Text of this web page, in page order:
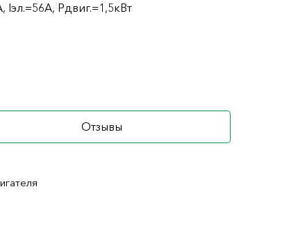
Iэл.=56А, Pдвиг.=1,5кВт
Отзывы